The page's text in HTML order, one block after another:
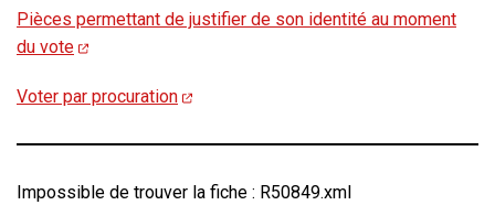
Pièces permettant de justifier de son identité au moment
du vote
Voter par procuration
Impossible de trouver la fiche : R50849.xml